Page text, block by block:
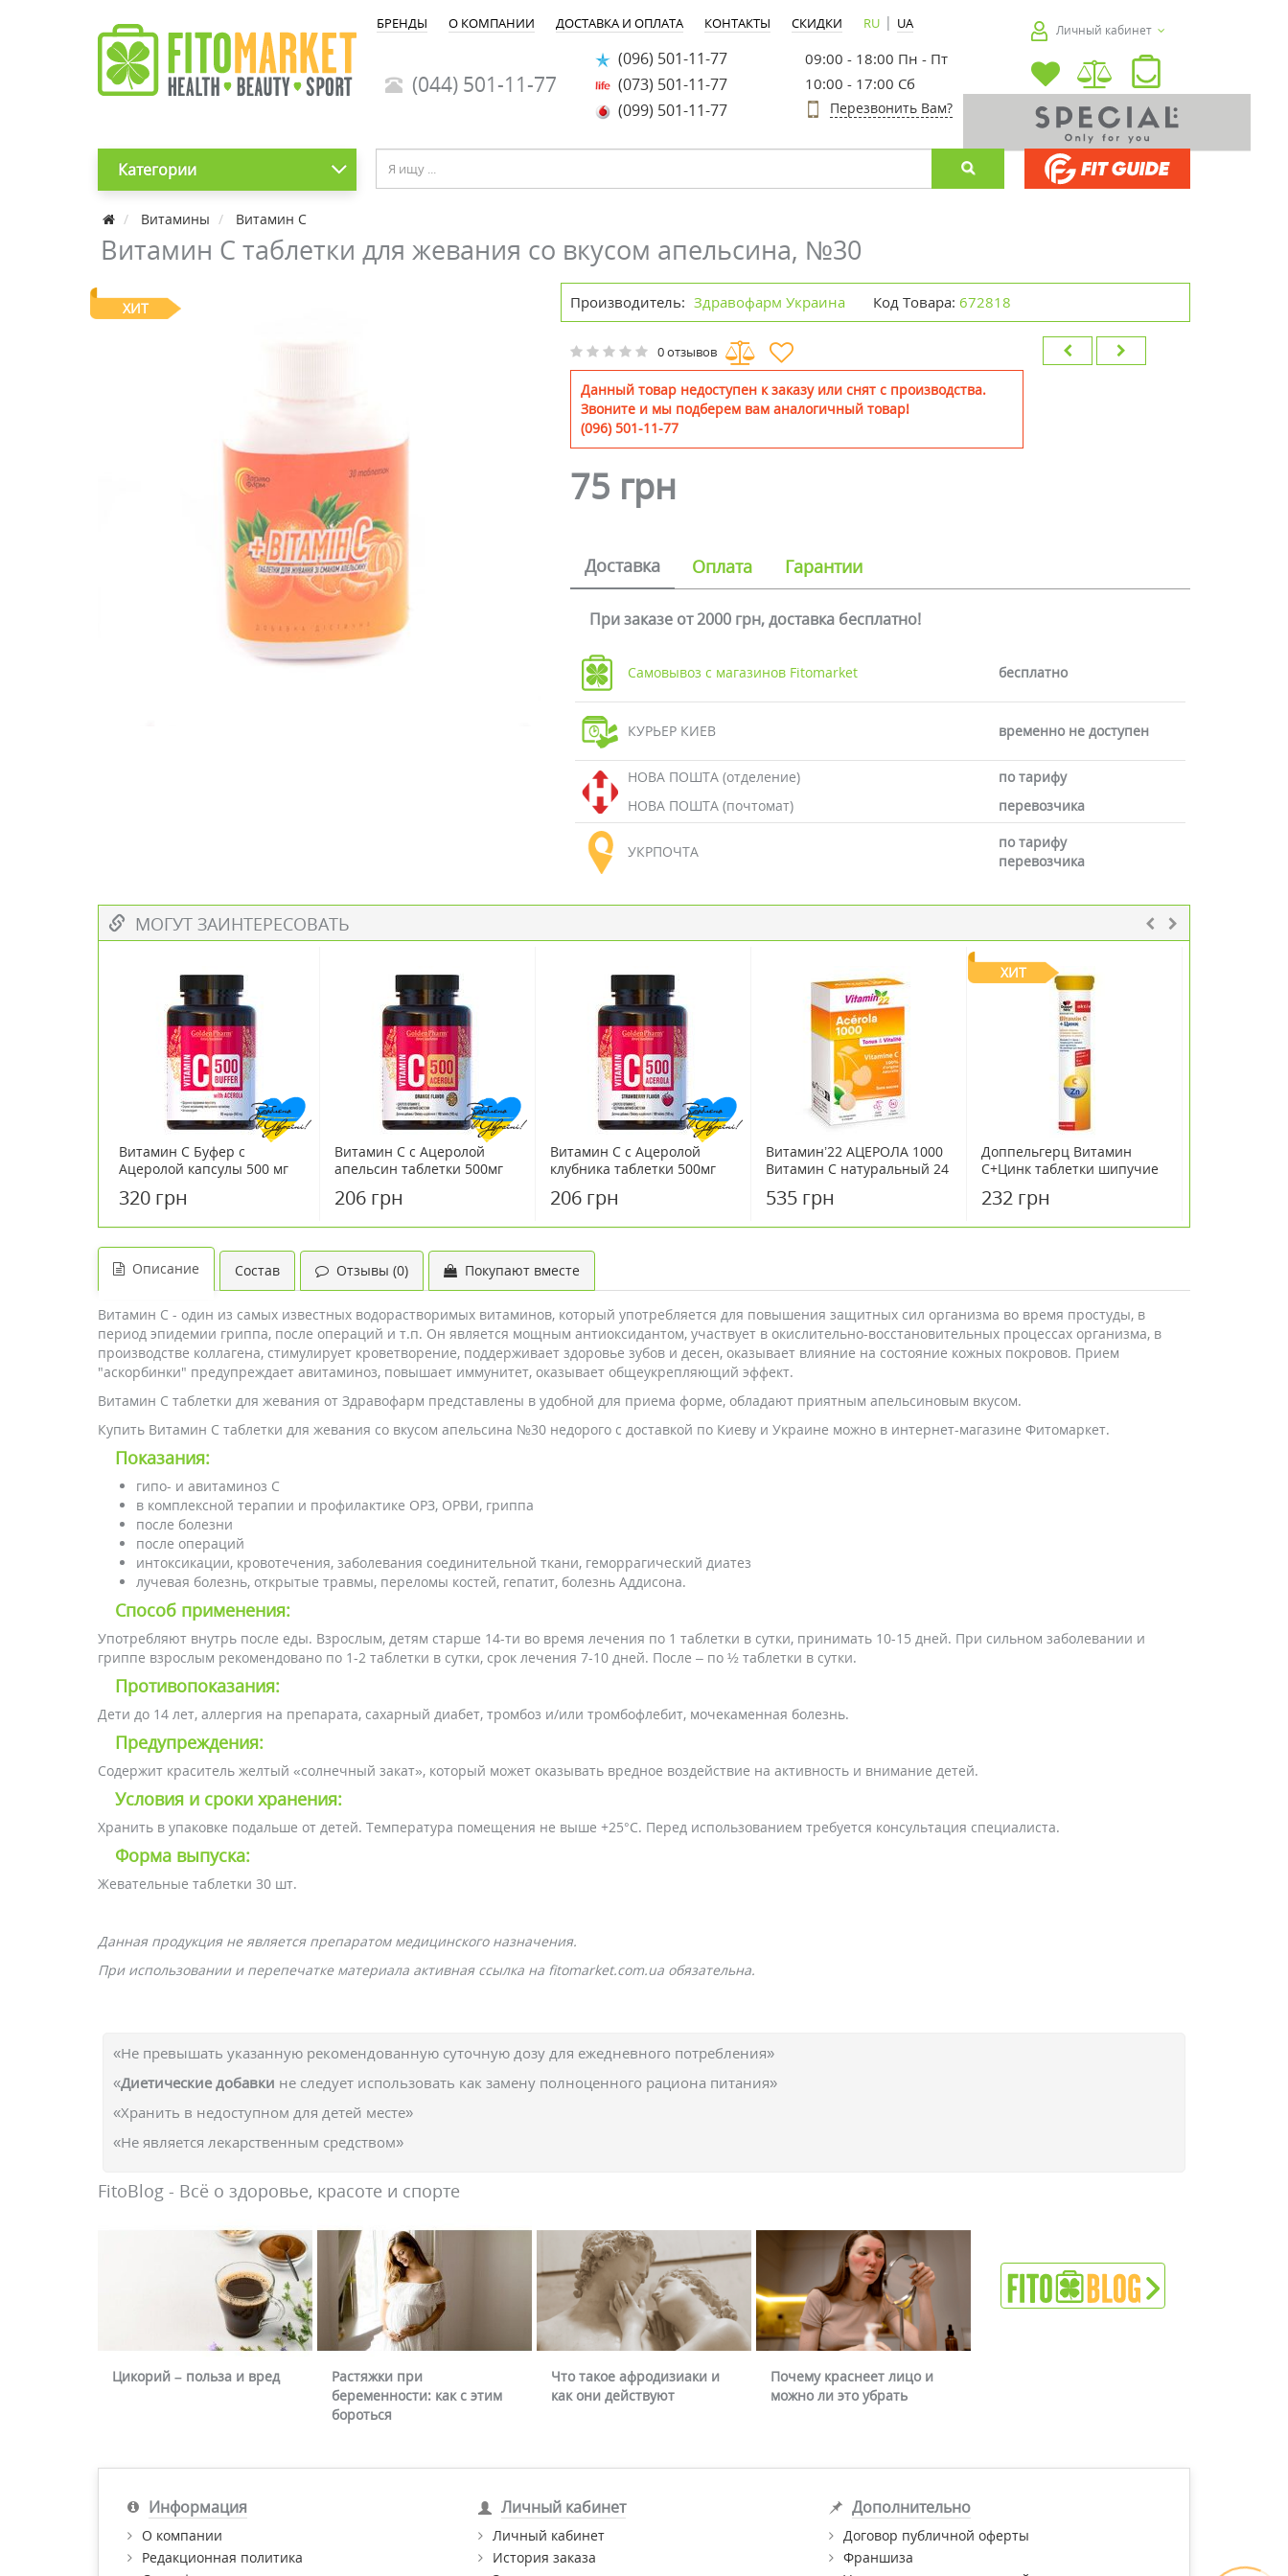
БРЕНДЫ О КОМПАНИИ ДОСТАВКА И ОПЛАТА КОНТАКТЫ СКИДКИ RU | UA
(044) 501-11-77
(096) 501-11-77
(073) 501-11-77
(099) 501-11-77
09:00 - 18:00 Пн - Пт
10:00 - 17:00 Сб
Перезвонить Вам?
Личный кабинет
Категории
Витамины Витамин С
Витамин С таблетки для жевания со вкусом апельсина, №30
ХИТ Производитель: Здравофарм Украина Код Товара: 672818
0 отзывов
Данный товар недоступен к заказу или снят с производства.
Звоните и мы подберем вам аналогичный товар!
(096) 501-11-77
75 грн
Доставка Оплата Гарантии
При заказе от 2000 грн, доставка бесплатно!
Самовывоз с магазинов Fitomarket бесплатно
КУРЬЕР КИЕВ временно не доступен
НОВА ПОШТА (отделение)
по тарифу
НОВА ПОШТА (почтомат)
перевозчика
УКРПОЧТА
по тарифу
перевозчика
МОГУТ ЗАИНТЕРЕСОВАТЬ
Витамин С Буфер с
Ацеролой капсулы 500 мг
320 грн
Витамин С с Ацеролой
апельсин таблетки 500мг
206 грн
Витамин С с Ацеролой
клубника таблетки 500мг
206 грн
Витамин’22 АЦЕРОЛА 1000
Витамин С натуральный 24
535 грн
ХИТ
Доппельгерц Витамин
С+Цинк таблетки шипучие
232 грн
Описание Состав Отзывы (0) Покупают вместе
Витамин С - один из самых известных водорастворимых витаминов, который употребляется для повышения защитных сил организма во время простуды, в
период эпидемии гриппа, после операций и т.п. Он является мощным антиоксидантом, участвует в окислительно-восстановительных процессах организма, в
производстве коллагена, стимулирует кроветворение, поддерживает здоровье зубов и десен, оказывает влияние на состояние кожных покровов. Прием
"аскорбинки" предупреждает авитаминоз, повышает иммунитет, оказывает общеукрепляющий эффект.
Витамин С таблетки для жевания от Здравофарм представлены в удобной для приема форме, обладают приятным апельсиновым вкусом.
Купить Витамин С таблетки для жевания со вкусом апельсина №30 недорого с доставкой по Киеву и Украине можно в интернет-магазине Фитомаркет.
Показания:
гипо- и авитаминоз С
в комплексной терапии и профилактике ОРЗ, ОРВИ, гриппа
после болезни
после операций
интоксикации, кровотечения, заболевания соединительной ткани, геморрагический диатез
лучевая болезнь, открытые травмы, переломы костей, гепатит, болезнь Аддисона.
Способ применения:
Употребляют внутрь после еды. Взрослым, детям старше 14-ти во время лечения по 1 таблетки в сутки, принимать 10-15 дней. При сильном заболевании и
гриппе взрослым рекомендовано по 1-2 таблетки в сутки, срок лечения 7-10 дней. После – по ½ таблетки в сутки.
Противопоказания:
Дети до 14 лет, аллергия на препарата, сахарный диабет, тромбоз и/или тромбофлебит, мочекаменная болезнь.
Предупреждения:
Содержит краситель желтый «солнечный закат», который может оказывать вредное воздействие на активность и внимание детей.
Условия и сроки хранения:
Хранить в упаковке подальше от детей. Температура помещения не выше +25°C. Перед использованием требуется консультация специалиста.
Форма выпуска:
Жевательные таблетки 30 шт.
Данная продукция не является препаратом медицинского назначения.
При использовании и перепечатке материала активная ссылка на fitomarket.com.ua обязательна.
«Не превышать указанную рекомендованную суточную дозу для ежедневного потребления»
«Диетические добавки не следует использовать как замену полноценного рациона питания»
«Хранить в недоступном для детей месте»
«Не является лекарственным средством»
FitoBlog - Всё о здоровье, красоте и спорте
Цикорий – польза и вред
Растяжки при
беременности: как с этим
бороться
Что такое афродизиаки и
как они действуют
Почему краснеет лицо и
можно ли это убрать
Информация
О компании
Редакционная политика
Личный кабинет
Личный кабинет
История заказа
Дополнительно
Договор публичной оферты
Франшиза